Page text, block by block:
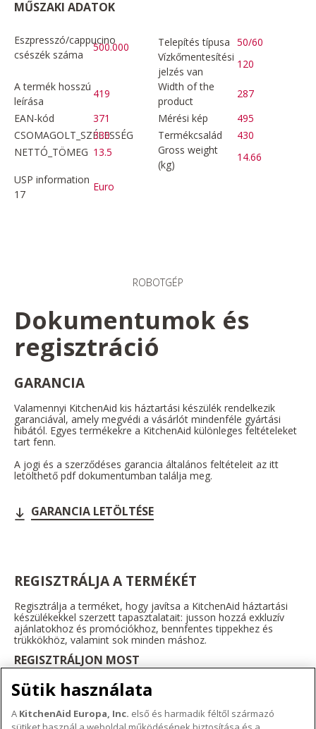
MŰSZAKI ADATOK
Eszpresszó/cappucino
csészék száma
500.000 Telepítés típusa 50/60
Vízkőmentesítési
jelzés van
120
A termék hosszú
leírása
419
Width of the
product
287
EAN-kód
371 Mérési kép
495
CSOMAGOLT_SZÉLESSÉG
330 Termékcsalád
430
NETTÓ_TÖMEG 13.5
Gross weight
(kg)
14.66
USP information
17
Euro
ROBOTGÉP
Dokumentumok és
regisztráció
GARANCIA
Valamennyi KitchenAid kis háztartási készülék rendelkezik
garanciával, amely megvédi a vásárlót mindenféle gyártási
hibától. Egyes termékekre a KitchenAid különleges feltételeket
tart fenn.
A jogi és a szerződéses garancia általános feltételeit az itt
letölthető pdf dokumentumban találja meg.
GARANCIA LETÖLTÉSE
REGISZTRÁLJA A TERMÉKÉT
Regisztrálja a terméket, hogy javítsa a KitchenAid háztartási
készülékekkel szerzett tapasztalatait: jusson hozzá exkluzív
ajánlatokhoz és promóciókhoz, bennfentes tippekhez és
trükkökhöz, valamint sok minden máshoz.
REGISZTRÁLJON MOST
Sütik használata
A KitchenAid Europa, Inc. első és harmadik féltől származó